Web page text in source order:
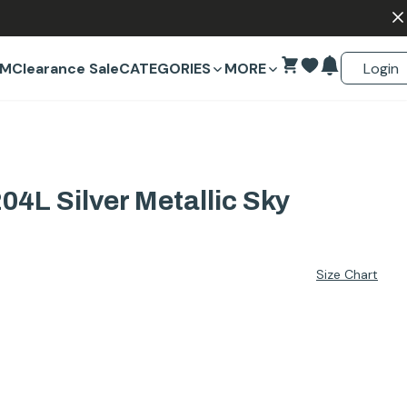
Clearance SaleCATEGORIES MORE Login
Silver Metallic Sky
Size Chart